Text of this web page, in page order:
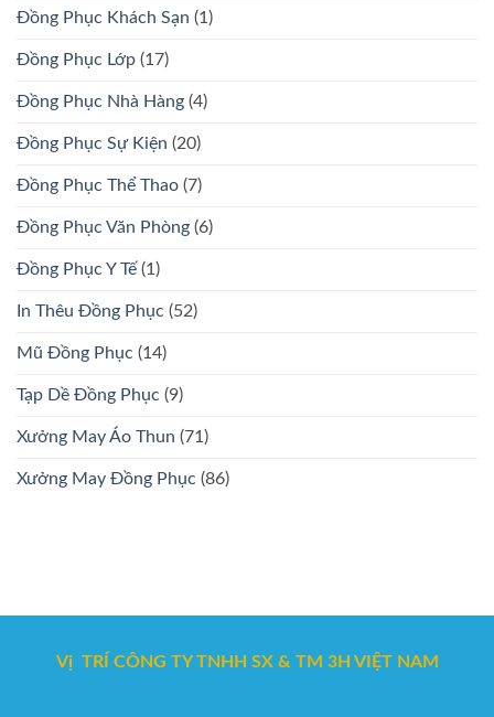
Đồng Phục Khách Sạn (1)
Đồng Phục Lớp (17)
Đồng Phục Nhà Hàng (4)
Đồng Phục Sự Kiện (20)
Đồng Phục Thể Thao (7)
Đồng Phục Văn Phòng (6)
Đồng Phục Y Tế (1)
In Thêu Đồng Phục (52)
Mũ Đồng Phục (14)
Tạp Dề Đồng Phục (9)
Xưởng May Áo Thun (71)
Xưởng May Đồng Phục (86)
Vị TRÍ CÔNG TY TNHH SX & TM 3H VIỆT NAM